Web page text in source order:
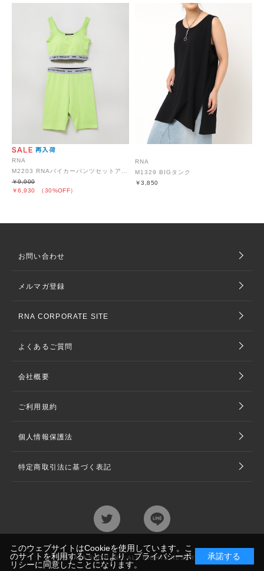
RNA
￥6,930 （30%OFF）
￥9,900
RNA
M1329 BIGタンク
￥3,850
お問い合わせ
メルマガ登録
RNA CORPORATE SITE
よくあるご質問
会社概要
ご利用規約
個人情報保護法
特定商取引法に基づく表記
©TAKAYA SHOJI INC. ALL RIGHTS RESERVED
このウェブサイトはCookieを使用しています。こ
のサイトを利用することにより、プライバシーポ
リシーに同意したことになります。
承諾する